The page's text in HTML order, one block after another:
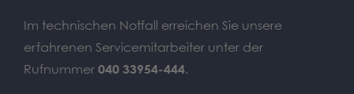
Im technischen Notfall erreichen Sie unsere
erfahrenen Servicemitarbeiter unter der
Rufnummer 040 33954-444.